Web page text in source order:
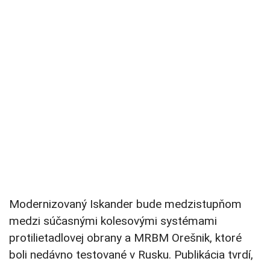
Modernizovaný Iskander bude medzistupňom
medzi súčasnými kolesovými systémami
protilietadlovej obrany a MRBM Orešnik, ktoré
boli nedávno testované v Rusku. Publikácia tvrdí,